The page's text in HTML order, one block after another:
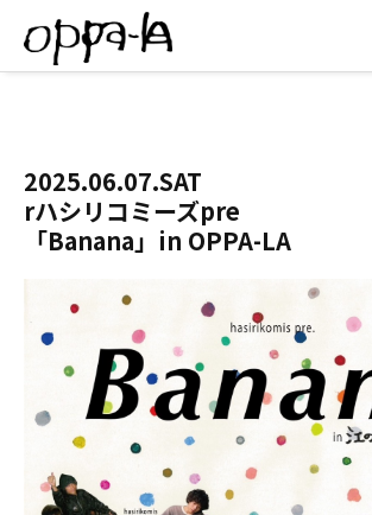
2025.06.07.SAT
rハシリコミーズpre
「Banana」in OPPA-LA